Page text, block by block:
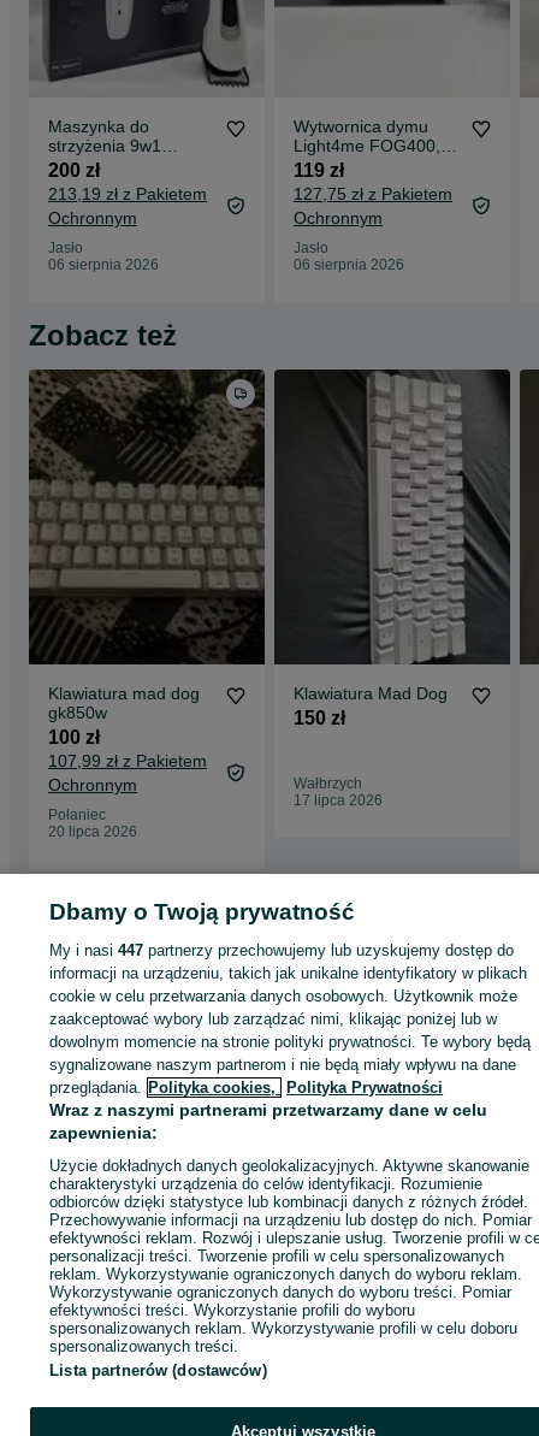
Maszynka do
strzyżenia 9w1
ROWENTA TN8961,
nowa, Komis Jasło
Czackiego
200 zł
213,19 zł z Pakietem
Ochronnym
Jasło
06 sierpnia 2026
Wytwornica dymu
Light4me FOG400,
Komis Jasło
Czackiego
119 zł
127,75 zł z Pakietem
Ochronnym
Jasło
06 sierpnia 2026
Zobacz też
Klawiatura mad dog
gk850w
100 zł
107,99 zł z Pakietem
Ochronnym
Połaniec
20 lipca 2026
Klawiatura Mad Dog
150 zł
Wałbrzych
17 lipca 2026
Strona główna Elektronika Komputery Akcesoria komputerowe
KATEGORIA
ID:1083896545 Wyświetlenia:
Dbamy o Twoją prywatność
My i nasi447 partnerzy przechowujemy lub uzyskujemy dostęp do
informacji na urządzeniu, takich jak unikalne identyfikatory w plikach
cookie w celu przetwarzania danych osobowych. Użytkownik może
zaakceptować wybory lub zarządzać nimi, klikając poniżej lub w
dowolnym momencie na stronie polityki prywatności. Te wybory będą
sygnalizowane naszym partnerom i nie będą miały wpływu na dane
przeglądania. Polityka cookies, Polityka Prywatności
Wraz z naszymi partnerami przetwarzamy dane w celu
zapewnienia:
Użycie dokładnych danych geolokalizacyjnych. Aktywne skanowanie
charakterystyki urządzenia do celów identyfikacji. Rozumienie
odbiorców dzięki statystyce lub kombinacji danych z różnych źródeł.
Przechowywanie informacji na urządzeniu lub dostęp do nich. Pomiar
efektywności reklam. Rozwój i ulepszanie usług. Tworzenie profili w
personalizacji treści. Tworzenie profili w celu spersonalizowanych
reklam. Wykorzystywanie ograniczonych danych do wyboru reklam.
Wykorzystywanie ograniczonych danych do wyboru treści. Pomiar
efektywności treści. Wykorzystanie profili do wyboru
spersonalizowanych reklam. Wykorzystywanie profili w celu doboru
spersonalizowanych treści.
Lista partnerów (dostawców)
Akceptuj wszystkie